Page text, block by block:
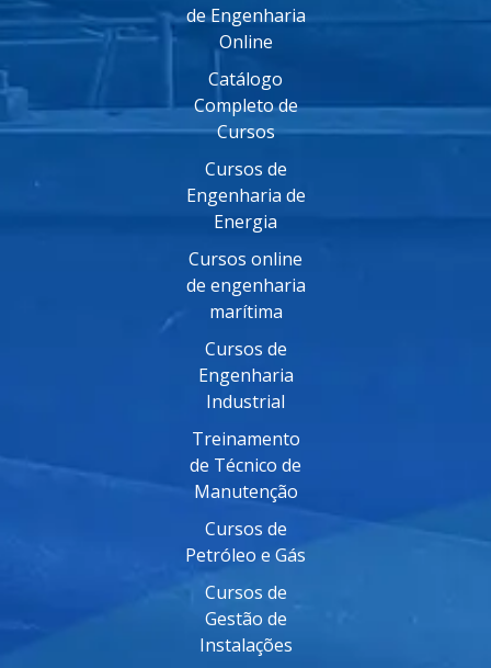
de Engenharia
Online
Catálogo
Completo de
Cursos
Cursos de
Engenharia de
Energia
Cursos online
de engenharia
marítima
Cursos de
Engenharia
Industrial
Treinamento
de Técnico de
Manutenção
Cursos de
Petróleo e Gás
Cursos de
Gestão de
Instalações